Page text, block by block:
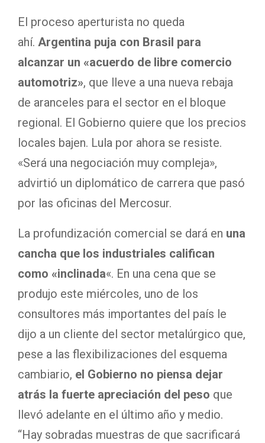
El proceso aperturista no queda
ahí. Argentina puja con Brasil para
alcanzar un «acuerdo de libre comercio
automotriz», que lleve a una nueva rebaja
de aranceles para el sector en el bloque
regional. El Gobierno quiere que los precios
locales bajen. Lula por ahora se resiste.
«Será una negociación muy compleja»,
advirtió un diplomático de carrera que pasó
por las oficinas del Mercosur.
La profundización comercial se dará en una
cancha que los industriales califican
como «inclinada«. En una cena que se
produjo este miércoles, uno de los
consultores más importantes del país le
dijo a un cliente del sector metalúrgico que,
pese a las flexibilizaciones del esquema
cambiario, el Gobierno no piensa dejar
atrás la fuerte apreciación del peso que
llevó adelante en el último año y medio.
“Hay sobradas muestras de que sacrificará